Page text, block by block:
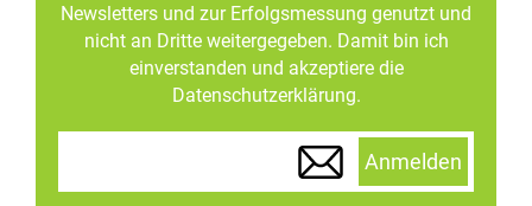
Newsletters und zur Erfolgsmessung genutzt und
nicht an Dritte weitergegeben. Damit bin ich
einverstanden und akzeptiere die
Datenschutzerklärung.
Anmelden